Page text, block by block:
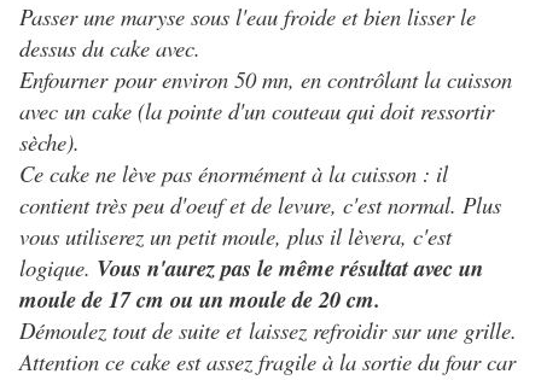
Passer une maryse sous l'eau froide et bien lisser le
dessus du cake avec.
Enfourner pour environ 50 mn, en contrôlant la cuisson
avec un cake (la pointe d'un couteau qui doit ressortir
sèche).
Ce cake ne lève pas énormément à la cuisson : il
contient très peu d'oeuf et de levure, c'est normal. Plus
vous utiliserez un petit moule, plus il lèvera, c'est
logique. Vous n'aurez pas le même résultat avec un
moule de 17 cm ou un moule de 20 cm.
Démoulez tout de suite et laissez refroidir sur une grille.
Attention ce cake est assez fragile à la sortie du four car